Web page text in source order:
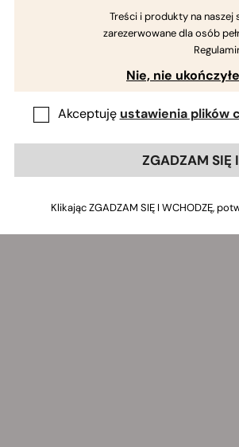
Treści i produkty na
zarezerwowane dla osób
Nie, nie
Akceptuję ustawienia plików
ZGADZAM SIĘ
Klikając ZGADZAM SIĘ I WCHODZĘ,